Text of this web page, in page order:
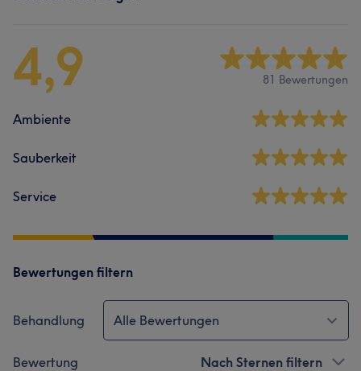
4,9 81 Bewertungen
Ambiente
Sauberkeit
Service
Bewertungen filtern
Behandlung Alle Bewertungen
Bewertung Nach Sternen filtern